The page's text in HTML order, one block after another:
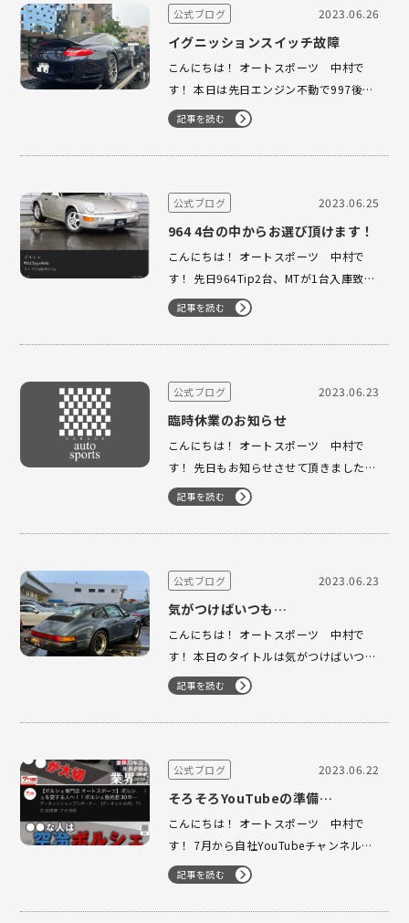
たまたま同じ車両、仕様を探して…
公式ブログ 2023.06.26
イグニッションスイッチ故障
こんにちは！ オートスポーツ 中村で
す！ 本日は先日エンジン不動で997後期
を お預かりさせて頂いたお話しをさせて
頂きます！ 先ず結論から言いますと軽症
ではあったの ですが、どんな症状かと言
も イグニッションオンにもなら…
記事を読む
公式ブログ 2023.06.25
964 4台の中からお選び頂けます！
こんにちは！ オートスポーツ 中村で
す！ 先日964Tip2台、MTが1台入庫致し
まして 現在964在庫が4台となりまし
た！ この内の3台は出戻り車両となって
おり 大変有り難い限りでございます！
目…
記事を読む
公式ブログ 2023.06.23
臨時休業のお知らせ
こんにちは！ オートスポーツ 中村で
す！ 先日もお知らせさせて頂きました
が、 明日6月24日はオートスポーツ横浜
ファクトリー周辺の道路工事の関係でオ
ートスポーツ、 ヴァンセプト共に臨時休
します。
記事を読む
公式ブログ 2023.06.23
気がつけばいつも…
こんにちは！ オートスポーツ 中村で
す！ 本日のタイトルは気がつけばいつ
も… ですが、何の事かと言いますと 気が
つけば中古車市場に掲載されいる 718ケ
イマンGT4が残り僅か5台となって 参り
近く掲載 されており…
記事を読む
公式ブログ 2023.06.22
そろそろYouTubeの準備…
こんにちは！ オートスポーツ 中村で
す！ 7月から自社YouTubeチャンネルに
て 動画アップ開始予定なのでそろそろ準
備を しなければな〜と焦って来ておりま
す。笑 徐々に準備を始めて少しでも早く
記事を読む